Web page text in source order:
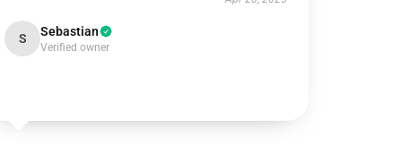
S Sebastian
Verified owner